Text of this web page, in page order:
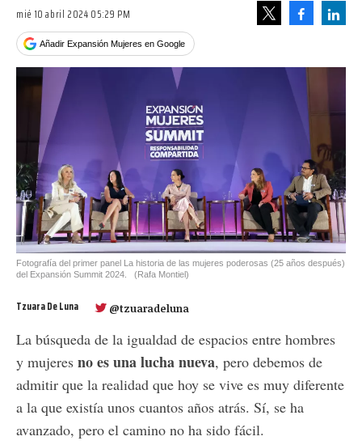
mié 10 abril 2024 05:29 PM
Añadir Expansión Mujeres en Google
Facebook
Fotografía del primer panel La historia de las mujeres poderosas (25 años después)
del Expansión Summit 2024.
(Rafa Montiel)
Tzuara De Luna @tzuaradeluna
La búsqueda de la igualdad de espacios entre hombres
y mujeres no es una lucha nueva, pero debemos de
admitir que la realidad que hoy se vive es muy diferente
a la que existía unos cuantos años atrás. Sí, se ha
avanzado, pero el camino no ha sido fácil.